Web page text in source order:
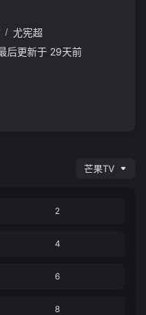
/ 尤宪超
后更新于 29天前
芒果TV
2
4
6
8